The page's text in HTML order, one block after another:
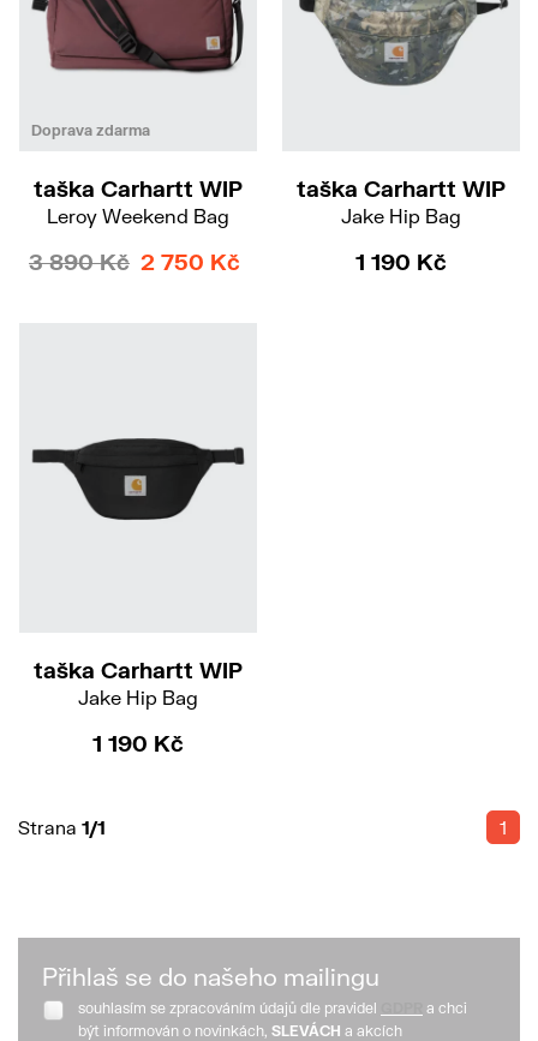
Doprava zdarma
taška Carhartt WIP
Leroy Weekend Bag
3 890 Kč 2 750 Kč
taška Carhartt WIP
Jake Hip Bag
1 190 Kč
taška Carhartt WIP
Jake Hip Bag
1 190 Kč
Strana 1/1 1
Přihlaš se do našeho mailingu
souhlasím se zpracováním údajů dle pravidel
a chci
být informován o novinkách, SLEVÁCH a akcích